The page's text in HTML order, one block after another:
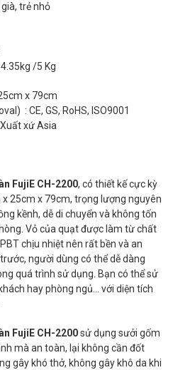
trẻ nhỏ
/5 Kg
x 79cm
: CE, GS, RoHS, ISO9001
xứ Asia
FujiE CH-2200, có thiết kế cực kỳ
25cm x 79cm, trọng lượng nguyên
kềnh, dễ di chuyển và không tốn
Vỏ của quạt được làm từ chất
chịu nhiệt nên rất bền và an
người dùng có thể dễ dàng
quá trình sử dụng. Bạn có thể sử
hay phòng ngủ... với diện tích
FujiE CH-2200sử dụng sưởi gốm
mà an toàn, lại không cần đốt
gây khó thở, không gây khô da khi